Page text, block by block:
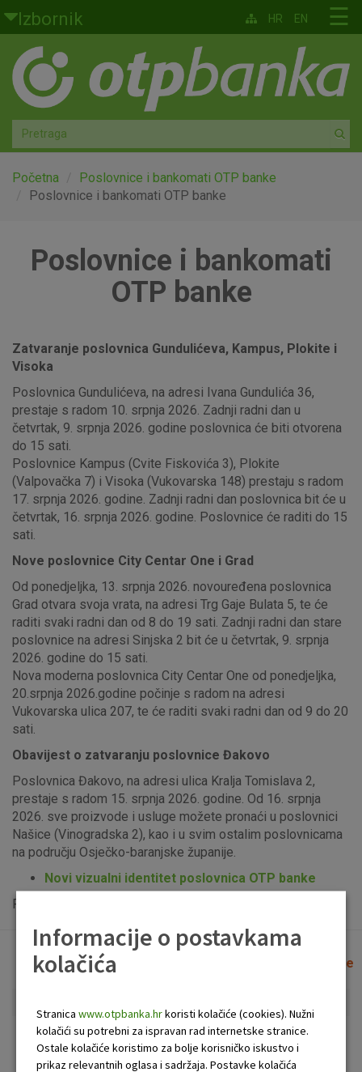
Skoči na glavni sadržaj
Izbornik
Građani
Privatno bankarstvo
Agro
Mala poduzeća i obrtnici
Globalna tržišta
☰
HR EN
Početna
Poslovnice i bankomati OTP banke
Poslovnice i bankomati OTP banke
Poslovnice i bankomati
OTP banke
Zatvaranje poslovnica Gundulićeva, Kampus, Plokite i
Visoka
Poslovnica Gundulićeva, na adresi Ivana Gundulića 36,
prestaje s radom 10. srpnja 2026. Zadnji radni dan u
četvrtak, 9. srpnja 2026. godine poslovnica će biti otvorena
do 15 sati.
Poslovnice Kampus (Cvite Fiskovića 3), Plokite
(Valpovačka 7) i Visoka (Vukovarska 148) prestaju s radom
17. srpnja 2026. godine. Zadnji radni dan poslovnica bit će u
četvrtak, 16. srpnja 2026. godine. Poslovnice će raditi do 15
sati.
Nove poslovnice City Centar One i Grad
Od ponedjeljka, 13. srpnja 2026. novouređena poslovnica
Grad otvara svoja vrata, na adresi Trg Gaje Bulata 5, te će
raditi svaki radni dan od 8 do 19 sati. Zadnji radni dan stare
poslovnice na adresi Sinjska 2 bit će u četvrtak, 9. srpnja
2026. godine do 15 sati.
Nova moderna poslovnica City Centar One od ponedjeljka,
20.srpnja 2026.godine počinje s radom na adresi
Vukovarska ulica 207, te će raditi svaki radni dan od 9 do 20
sati.
Obavijest o zatvaranju poslovnice Đakovo
Poslovnica Đakovo, na adresi ulica Kralja Tomislava 2,
prestaje s radom 15. srpnja 2026. godine. Od 16. srpnja
2026. sve proizvode i usluge možete pronaći u poslovnici
Našice (Vinogradska 2), kao i u svim ostalim poslovnicama
na području Osječko-baranjske županije.
Novi vizualni identitet poslovnica OTP banke
Popis uplatno-isplatnih bankomata možete vidjeti
Lista poslovnica i bankomata Očisti filtere
Bankomat Poslovnica
Informacije o postavkama
kolačića
Stranica www.otpbanka.hrkoristi kolačiće (cookies). Nužni
kolačići su potrebni za ispravan rad internetske stranice.
Ostale kolačiće koristimo za bolje korisničko iskustvo i
prikaz relevantnih oglasa i sadržaja. Postavke kolačića